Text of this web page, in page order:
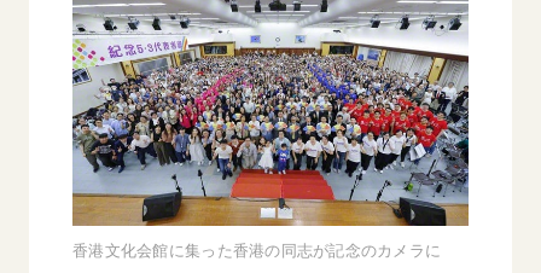
日蓮大聖人の仏法（教学入門）
釈尊～法華経
日蓮大聖人
創価学会の三代会長
座談会
仏法を学ぶ
仏法を語る
主な行事
年間の活動について
友人葬
「平和の文化」を構築
核兵器の廃絶に向け連帯を拡大
「人権文化」「ジェンダー平等」を促進
「持続可能な開発目標（SDGs）」の取り組み
人道支援
音楽活動
展示活動
世界の創価学会
各国ウェブサイト
世界の創価学会の歴史
基本情報
創価学会 会憲
創価学会 会則
創価学会 社会憲章
会員サポート
座談会御書ｅ講義
関連リンク
香港文化会館に集った香港の同志が記念のカメラに